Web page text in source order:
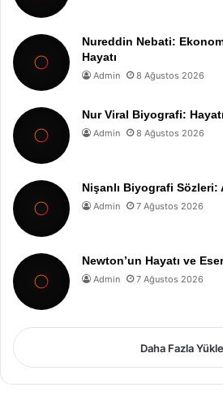
Nureddin Nebati:
Hayatı
Admin 8 Ağustos 2026
Nur Viral Biyografi:
Admin 8 Ağustos 2026
Nişanlı Biyografi Sözleri:
Admin 7 Ağustos 2026
Newton’un Hayatı ve
Admin 7 Ağustos 2026
Daha Fazla Yükle